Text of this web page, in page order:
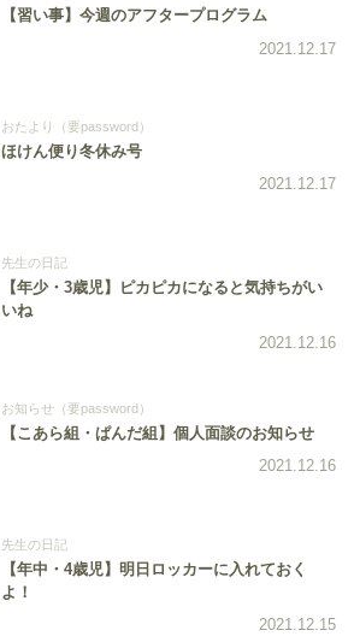
【習い事】今週のアフタープログラム
2021.12.17
おたより（要password）
ほけん便り冬休み号
2021.12.17
先生の日記
【年少・3歳児】ピカピカになると気持ちがい
いね
2021.12.16
お知らせ（要password）
【こあら組・ぱんだ組】個人面談のお知らせ
2021.12.16
先生の日記
【年中・4歳児】明日ロッカーに入れておく
よ！
2021.12.15